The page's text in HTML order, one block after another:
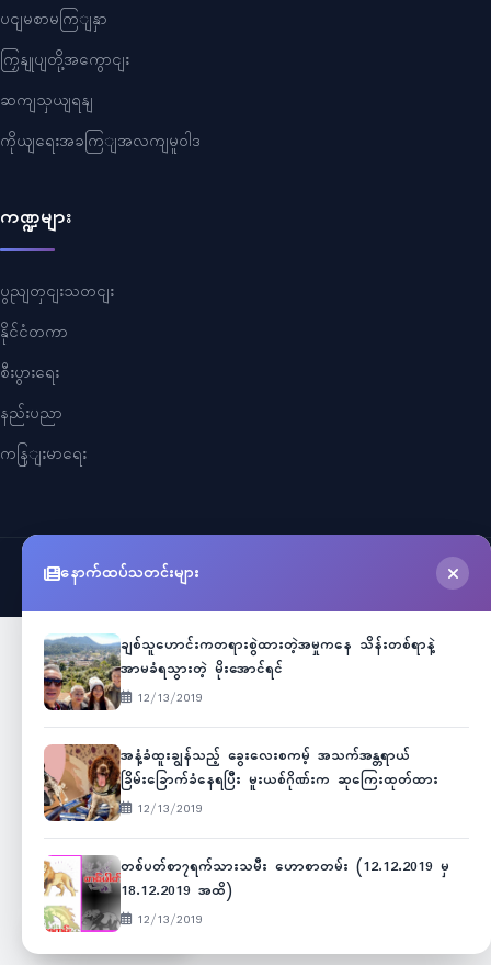
ပငျမစာမကြျနှာ
ကြှနျုပျတို့အကွောငျး
ဆကျသှယျရနျ
ကိုယျရေးအခကြျအလကျမူဝါဒ
ကဏ္ဍများ
ပွညျတှငျးသတငျး
နိုင်ငံတကာ
စီးပွားရေး
နည်းပညာ
ကနြျးမာရေး
©2026Myanmar Cele News
နောက်ထပ်သတင်းများ
ချစ်သူဟောင်းကတရားစွဲထားတဲ့အမှုကနေ သိန်းတစ်ရာနဲ့
အာမခံရသွားတဲ့ မိုးအောင်ရင်
12/13/2019
အနံ့ခံထူးချွန်သည့် ခွေးလေးစကမ့် အသက်အန္တရာယ်
ခြိမ်းခြောက်ခံနေရပြီး မူးယစ်ဂိုဏ်းက ဆုကြေးထုတ်ထား
12/13/2019
တစ်ပတ်စာ၇ရက်သားသမီး ဟောစာတမ်း (12.12.2019 မှ
18.12.2019 အထိ)
12/13/2019
Unicode ဇော်ဂျီ